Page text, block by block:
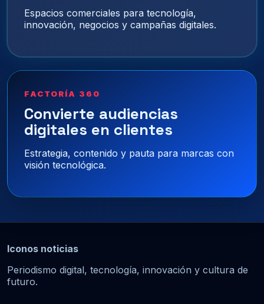
Espacios comerciales para tecnología,
innovación, negocios y campañas digitales.
FACTORÍA 360
Convierte audiencias
digitales en clientes
Estrategia, contenido y pauta para marcas con
visión tecnológica.
Iconos noticias
Periodismo digital, tecnología, innovación y cultura de
futuro.